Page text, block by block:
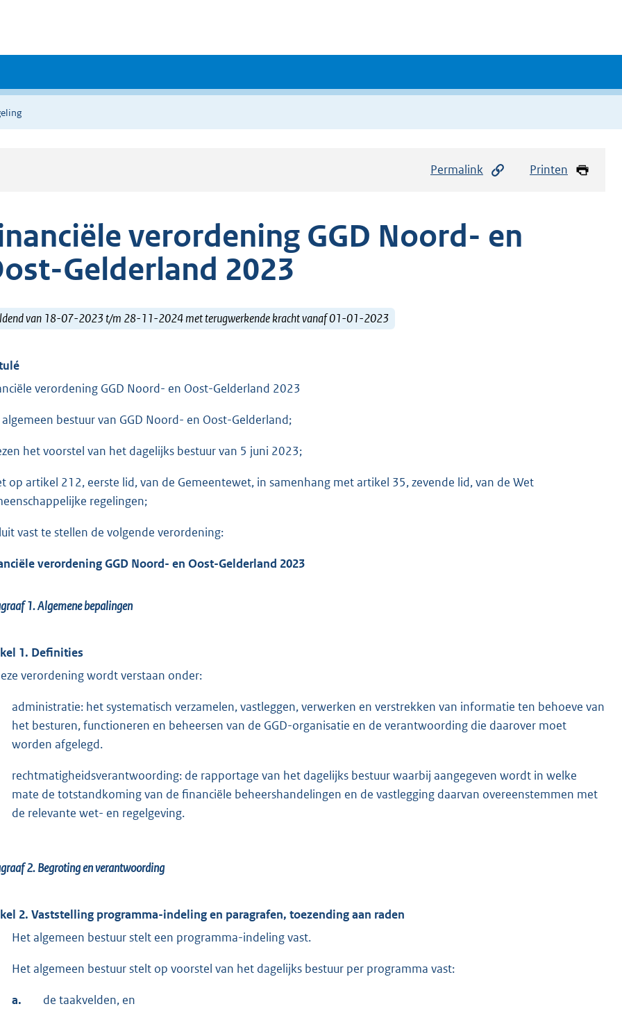
Permalink Printen
verordening GGD Noord- en
Gelderland 2023
van 18-07-2023 t/m 28-11-2024 met terugwerkende kracht vanaf 01-01-2023
verordening GGD Noord- en Oost-Gelderland 2023
bestuur van GGD Noord- en Oost-Gelderland;
het voorstel van het dagelijks bestuur van 5 juni 2023;
op artikel 212, eerste lid, van de Gemeentewet, in samenhang met artikel 35, zevende lid, van de Wet
regelingen;
vast te stellen de volgende verordening:
verordening GGD Noord- en Oost-Gelderland 2023
1.Algemene bepalingen
1. Definities
verordening wordt verstaan onder:
administratie: het systematisch verzamelen, vastleggen, verwerken en verstrekken van informatie ten behoeve van
het besturen, functioneren en beheersen van de GGD-organisatie en de verantwoording die daarover moet
worden afgelegd.
rechtmatigheidsverantwoording: de rapportage van het dagelijks bestuur waarbij aangegeven wordt in welke
mate de totstandkoming van de financiële beheershandelingen en de vastlegging daarvan overeenstemmen met
de relevante wet- en regelgeving.
2.Begroting en verantwoording
2. Vaststelling programma-indeling en paragrafen, toezending aan raden
Het algemeen bestuur stelt een programma-indeling vast.
Het algemeen bestuur stelt op voorstel van het dagelijks bestuur per programma vast:
a. de taakvelden, en